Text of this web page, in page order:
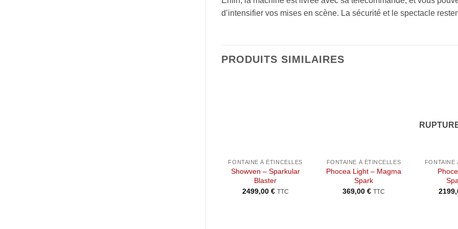
d’intensifier vos mises en scène. La sécurité et le spectacle
PRODUITS SIMILAIRES
FONTAINE À ÉTINCELLES
Showven – Sparkular
Blaster
2499,00 € TTC
FONTAINE À ÉTINCELLES
Phocea Light – Magma
Spark
369,00 € TTC
FONTAINE